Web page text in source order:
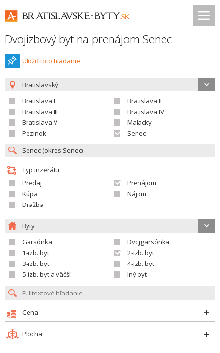
Dvojizbový byt na prenájom Senec
Uložiť toto hladanie
Bratislavský
Bratislava I
Bratislava II
Bratislava III
Bratislava IV
Bratislava V
Malacky
Pezinok
Senec
Typ inzerátu
Predaj
Prenájom
Kúpa
Nájom
Dražba
Byty
Garsónka
Dvojgarsónka
1-izb. byt
2-izb. byt
3-izb. byt
4-izb. byt
5-izb. byt a väčší
Iný byt
Cena
Plocha